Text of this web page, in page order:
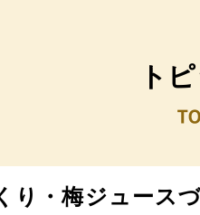
ト
り・梅ジュース